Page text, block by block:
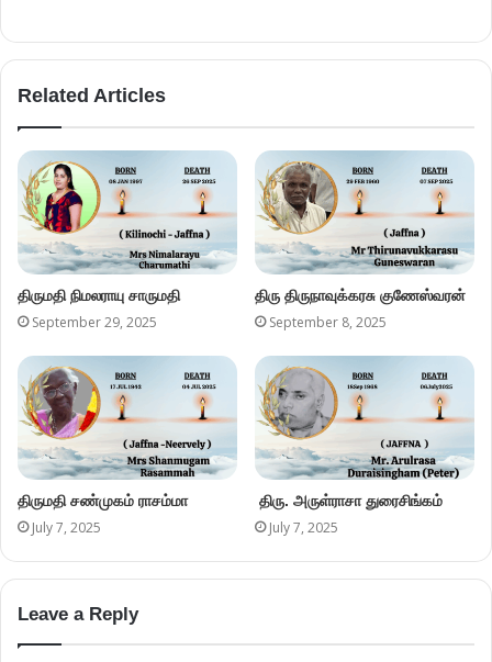
Related Articles
திருமதி நிமலராயு சாருமதி
September 29, 2025
திரு திருநாவுக்கரசு குணேஸ்வரன்
September 8, 2025
திருமதி சண்முகம் ராசம்மா
July 7, 2025
திரு. அருள்ராசா துரைசிங்கம்
July 7, 2025
Leave a Reply